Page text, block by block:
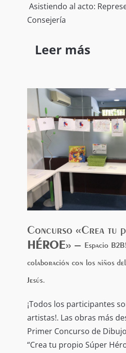
Asistiendo al acto:
Consejería
Leer más
Jesús y la Presidenta de
Juegaterapia.
¡Gracias JUEGATERAPIA!
contribuir con nuestro
en este maravilloso
hacernos partícipes
entorno especial para
están recibiendo
quimioterapia en el
enfermedad con una
que se olviden de dónde
pudiendo ¡disfrutar de
dentro del hospital!
Concurso «Crea tu
HÉROE» – Espacio
colaboración con los niños
Jesús.
¡Todos los participantes
artistas!. Las obras más
Primer Concurso de
“Crea tu propio Súper